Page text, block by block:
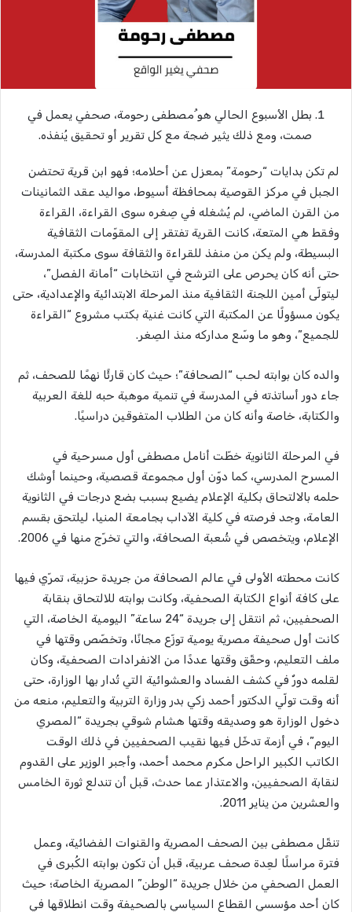
بطل الأسبوع الحالي هو ُمصطفى رحومة، صحفي يعمل في
صمت، ومع ذلك يثير ضجة مع كل تقرير أو تحقيق يُنفذه.
لم تكن بدايات “رحومة” بمعزل عن أحلامه؛ فهو ابن قرية تحتضن
الجبل في مركز القوصية بمحافظة أسيوط، مواليد عقد الثمانينات
من القرن الماضي، لم يُشغله في صِغره سوى القراءة، القراءة
وفقط هي المتعة، كانت القرية تفتقر إلى المقوّمات الثقافية
البسيطة، ولم يكن من منفذ للقراءة والثقافة سوى مكتبة المدرسة،
حتى أنه كان يحرص على الترشح في انتخابات “أمانة الفصل”،
ليتولّى أمين اللجنة الثقافية منذ المرحلة الابتدائية والإعدادية، حتى
يكون مسؤولًا عن المكتبة التي كانت غنية بكتب مشروع “القراءة
للجميع”، وهو ما وسّع مداركه منذ الصِغر.
والده كان بوابته لحب “الصحافة”؛ حيث كان قارئًا نهمًا للصحف، ثم
جاء دور أساتذته في المدرسة في تنمية موهبة حبه للغة العربية
والكتابة، خاصة وأنه كان من الطلاب المتفوقين دراسيًا.
في المرحلة الثانوية خطّت أنامل مصطفى أول مسرحية في
المسرح المدرسي، كما دوّن أول مجموعة قصصية، وحينما أوشك
حلمه بالالتحاق بكلية الإعلام يضيع بسبب بضع درجات في الثانوية
العامة، وجد فرصته في كلية الآداب بجامعة المنيا، ليلتحق بقسم
الإعلام، ويتخصص في شُعبة الصحافة، والتي تخرّج منها في 2006.
كانت محطته الأولى في عالم الصحافة من جريدة حزبية، تمرّي فيها
على كافة أنواع الكتابة الصحفية، وكانت بوابته للالتحاق بنقابة
الصحفيين، ثم انتقل إلى جريدة “24 ساعة” اليومية الخاصة، التي
كانت أول صحيفة مصرية يومية توزّع مجانًا، وتخصّص وقتها في
ملف التعليم، وحقّق وقتها عددًا من الانفرادات الصحفية، وكان
لقلمه دورٌ في كشف الفساد والعشوائية التي تُدار بها الوزارة، حتى
أنه وقت تولّي الدكتور أحمد زكي بدر وزارة التربية والتعليم، منعه من
دخول الوزارة هو وصديقه وقتها هشام شوقي بجريدة “المصري
اليوم”، في أزمة تدخّل فيها نقيب الصحفيين في ذلك الوقت
الكاتب الكبير الراحل مكرم محمد أحمد، وأجبر الوزير على القدوم
لنقابة الصحفيين، والاعتذار عما حدث، قبل أن تندلع ثورة الخامس
والعشرين من يناير 2011.
تنقّل مصطفى بين الصحف المصرية والقنوات الفضائية، وعمل
فترة مراسلًا لعِدة صحف عربية، قبل أن تكون بوابته الكُبرى في
العمل الصحفي من خلال جريدة “الوطن” المصرية الخاصة؛ حيث
كان أحد مؤسسي القطاع السياسي بالصحيفة وقت انطلاقها في